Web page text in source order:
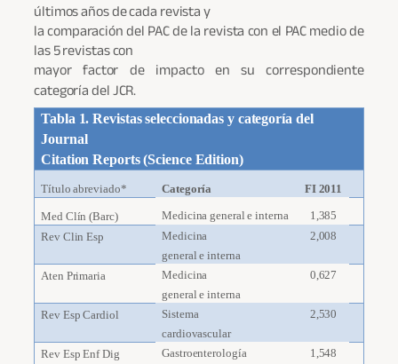
últimos años de cada revista y
la comparación del PAC de la revista con el PAC medio de
las 5 revistas con
mayor factor de impacto en su correspondiente
categoría del JCR.
Tabla 1. Revistas seleccionadas y categoría del
Journal
Citation Reports (Science Edition)
Título abreviado* Categoría FI 2011
Med Clín (Barc) Medicina general e interna
1,385
Rev Clin Esp
Medicina
general e interna
2,008
Aten Primaria
Medicina
general e interna
0,627
Rev Esp Cardiol
Sistema
cardiovascular
2,530
Rev Esp Enf Dig
Gastroenterología
1,548